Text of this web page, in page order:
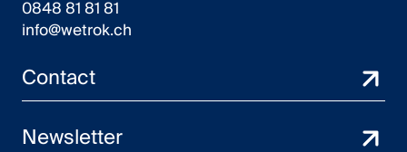
0848 81 81 81
info@wetrok.ch
Contact
Newsletter